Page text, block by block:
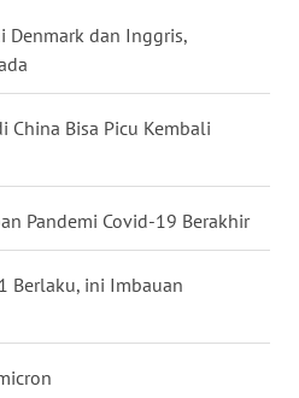
Denmark dan Inggris,
China Bisa Picu Kembali
Pandemi Covid-19 Berakhir
Berlaku, ini Imbauan